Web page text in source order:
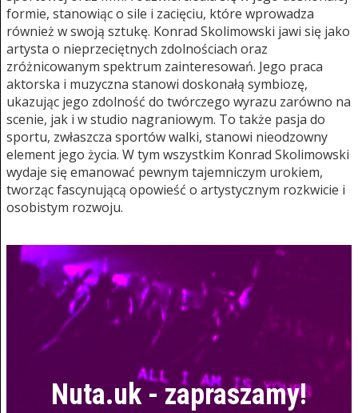
formie, stanowiąc o sile i zacięciu, które wprowadza
również w swoją sztukę. Konrad Skolimowski jawi się jako
artysta o nieprzeciętnych zdolnościach oraz
zróżnicowanym spektrum zainteresowań. Jego praca
aktorska i muzyczna stanowi doskonałą symbiozę,
ukazując jego zdolność do twórczego wyrazu zarówno na
scenie, jak i w studio nagraniowym. To także pasja do
sportu, zwłaszcza sportów walki, stanowi nieodzowny
element jego życia. W tym wszystkim Konrad Skolimowski
wydaje się emanować pewnym tajemniczym urokiem,
tworząc fascynującą opowieść o artystycznym rozkwicie i
osobistym rozwoju.
Nuta.uk - zapraszamy!